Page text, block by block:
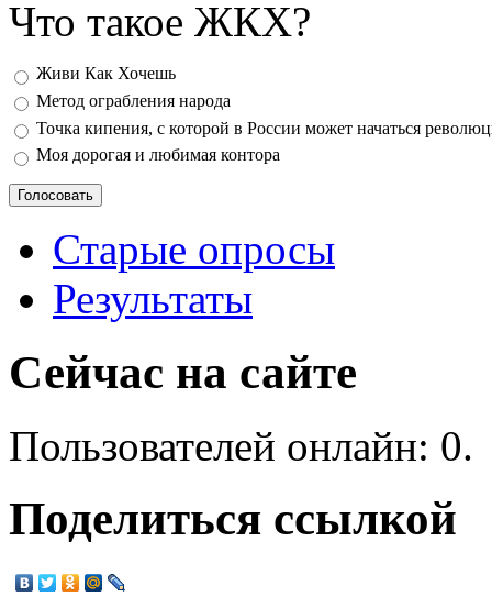
Что такое ЖКХ?
Варианты
Живи Как Хочешь
Метод ограбления народа
Точка кипения, с которой в России может начаться
Моя дорогая и любимая контора
Старые опросы
Результаты
Сейчас на сайте
Пользователей онлайн: 0.
Поделиться ссылкой